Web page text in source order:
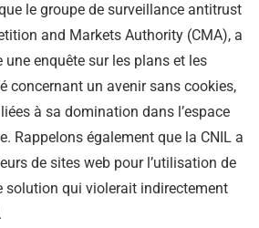
le groupe de surveillance antitrust
and Markets Authority (CMA), a
une enquête sur les plans et les
concernant un avenir sans cookies,
à sa domination dans l’espace
Rappelons également que la CNIL a
de sites web pour l’utilisation de
solution qui violerait indirectement